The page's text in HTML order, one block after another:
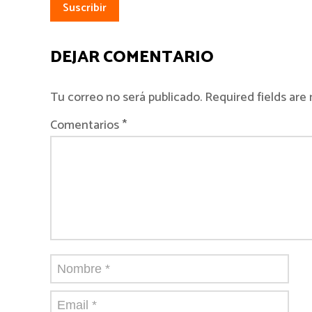
DEJAR COMENTARIO
Tu correo no será publicado. Required fields are
Comentarios *